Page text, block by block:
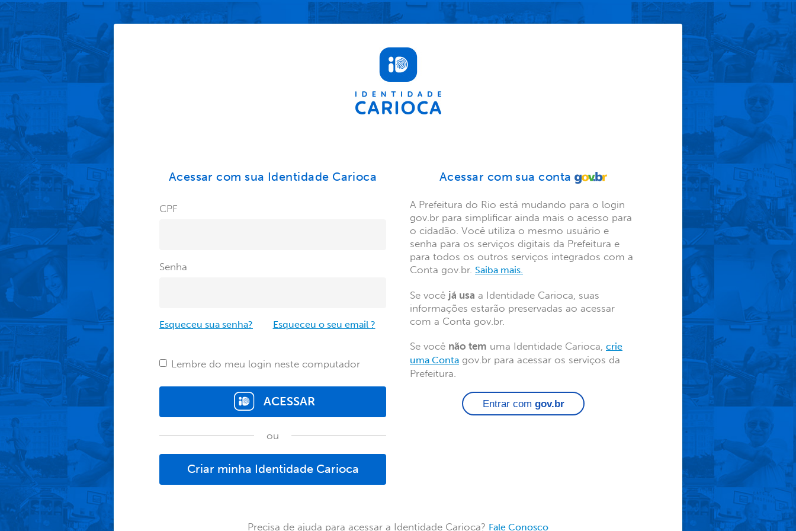
Acessar com sua Identidade Carioca
CPF
Senha
Esqueceu sua senha? Esqueceu o seu email ?
Lembre do meu login neste computador
ACESSAR
ou
Criar minha Identidade Carioca
Acessar com sua conta
A Prefeitura do Rio está mudando para o login
gov.br para simplificar ainda mais o acesso para
o cidadão. Você utiliza o mesmo usuário e
senha para os serviços digitais da Prefeitura e
para todos os outros serviços integrados com a
Conta gov.br. Saiba mais.
Se você já usa a Identidade Carioca, suas
informações estarão preservadas ao acessar
com a Conta gov.br.
Se você não tem uma Identidade Carioca, crie
uma Conta gov.br para acessar os serviços da
Prefeitura.
Entrar com gov.br
Precisa de ajuda para acessar a Identidade Carioca? Fale Conosco